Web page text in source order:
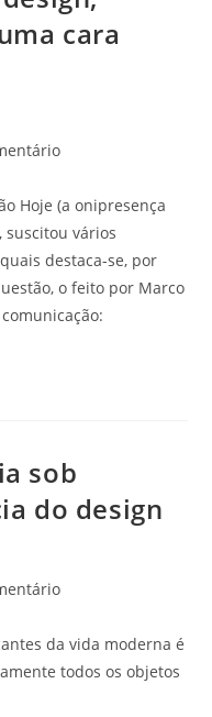
cara
Hoje (a onipresença
suscitou vários
destaca-se, por
o feito por Marco
sob
do design
da vida moderna é
todos os objetos